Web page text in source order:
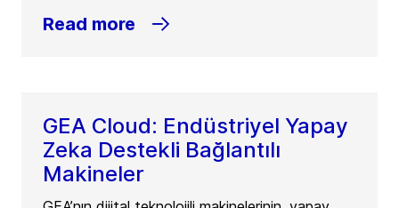
Read more
GEA Cloud: Endüstriyel Yapay
Zeka Destekli Bağlantılı
Makineler